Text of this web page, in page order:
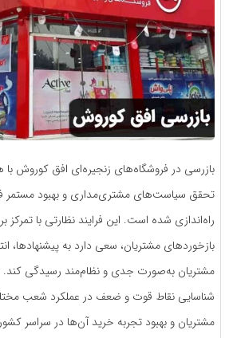
بازرسی در فروشگاه‌های زنجیره‌ای افق کوروش
تحقق سیاست‌های مشتری‌مداری و بهبود مستمر
راه‌اندازی شده است. این فرایند نظارتی با تمرکز
بازخوردهای مشتریان، سعی دارد به پیشنهادها،
مشتریان به‌صورت جدی و نظام‌مند رسیدگی کند.
شناسایی نقاط قوت و ضعف در عملکرد شعب
مشتریان و بهبود تجربه خرید آن‌ها در سراسر